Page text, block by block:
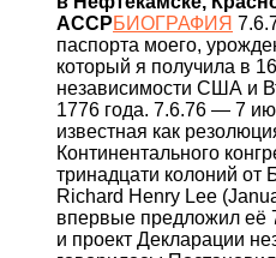
АССРБИОГРАФИЯ
паспорта моего,
который я получила в
независимости США и
1776 года. 7.6.76 — 7
известная как
Континентального
тринадцати колоний от
Richard Henry Lee
впервые предложил её
и проект Декларации